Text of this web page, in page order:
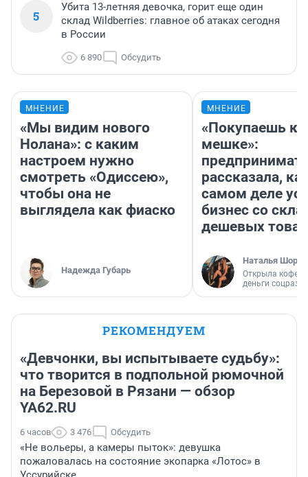
5
Убита 13-летняя девочка, горит еще один
склад Wildberries: главное об атаках сегодня
в России
6 890 Обсудить
МНЕНИЕ
«Мы видим нового
Нолана»: с каким
настроем нужно
смотреть «Одиссею»,
чтобы она не
выглядела как фиаско
Надежда Губарь
МНЕНИЕ
«Покупаешь
мешке»:
рассказала,
самом деле
бизнес со
дешевых
Наталья
Открыла
деньги
РЕКОМЕНДУЕМ
«Девчонки, вы испытываете судьбу»:
что творится в подпольной рюмочной
на Березовой в Рязани — обзор
YA62.RU
6 часов 3 476 Обсудить
«Не вольеры, а камеры пыток»: девушка
пожаловалась на состояние экопарка «Лотос» в